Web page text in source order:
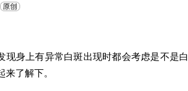
身上有异常白斑出现时都会考虑是不是白
了解下。